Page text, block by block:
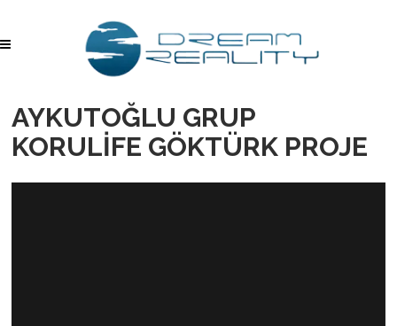
AYKUTOĞLU GRUP
KORULİFE GÖKTÜRK PROJE